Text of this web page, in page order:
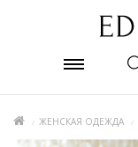
ЖЕНСКАЯ ОДЕЖДА